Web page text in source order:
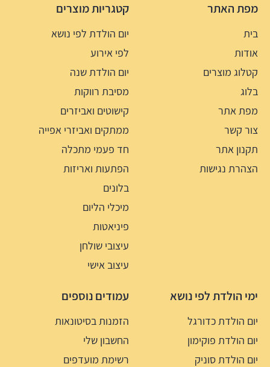
מפת האתר
בית
אודות
קטלוג מוצרים
בלוג
מפת אתר
צור קשר
תקנון אתר
הצהרת נגישות
קטגריות מוצרים
יום הולדת לפי נושא
לפי אירוע
יום הולדת שנה
מסיבת רווקות
קישוטים ואביזרים
ממתקים ואביזרי אפייה
חד פעמי מתכלה
הפתעות ואריזות
בלונים
מיכלי הליום
פיניאטות
עיצובי שולחן
עיצוב אישי
ימי הולדת לפי נושא
יום הולדת כדורגל
יום הולדת פוקימון
יום הולדת סוניק
עמודים נוספים
הזמנות בסיטונאות
החשבון שלי
רשימת מועדפים